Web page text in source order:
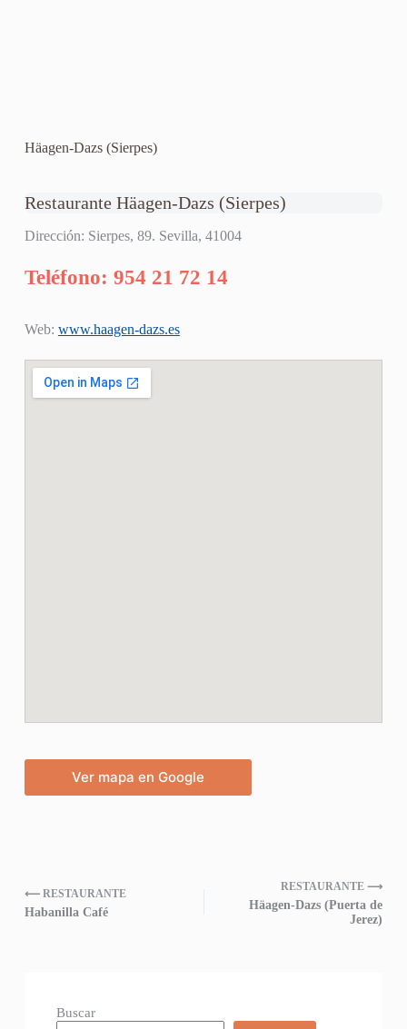
Häagen-Dazs (Sierpes)
Restaurante Häagen-Dazs (Sierpes)
Dirección: Sierpes, 89. Sevilla, 41004
Teléfono: 954 21 72 14
Web: www.haagen-dazs.es
Ver mapa en Google
⟵ RESTAURANTE
Habanilla Café
RESTAURANTE ⟶
Häagen-Dazs (Puerta de
Jerez)
Buscar